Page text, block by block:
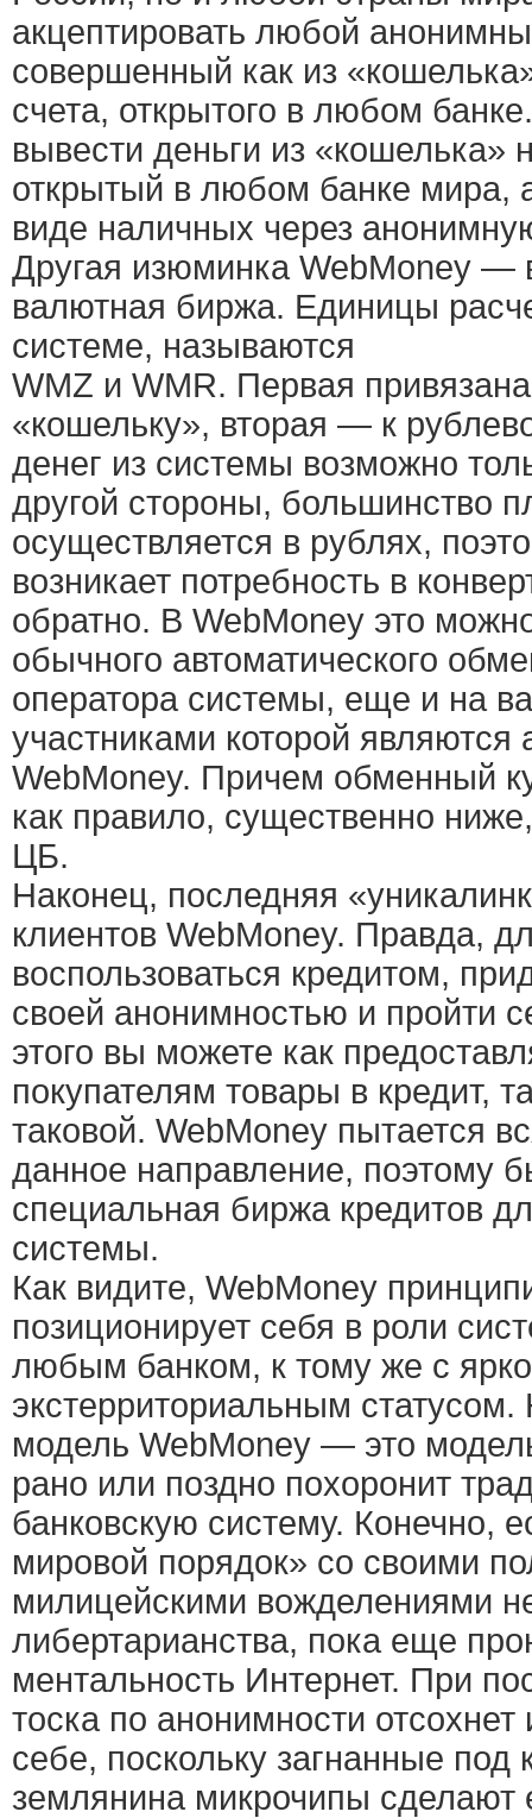
акцептировать любой
совершенный как из
счета, открытого в любом
вывести деньги из «кошелька»
открытый в любом банке мира,
виде наличных через
Другая изюминка WebMoney —
валютная биржа. Единицы
системе, называются
WMZ и WMR. Первая
«кошельку», вторая — к
денег из системы возможно
другой стороны, большинство
осуществляется в рублях,
возникает потребность в
обратно. В WebMoney это
обычного автоматического
оператора системы, еще и на
участниками которой
WebMoney. Причем обменный
как правило, существенно
ЦБ.
Наконец, последняя
клиентов WebMoney. Правда,
воспользоваться кредитом,
своей анонимностью и пройти
этого вы можете как
покупателям товары в кредит,
таковой. WebMoney пытается
данное направление, поэтому
специальная биржа кредитов
системы.
Как видите, WebMoney
позиционирует себя в роли
любым банком, к тому же с
экстерриториальным
модель WebMoney — это
рано или поздно похоронит
банковскую систему. Конечно,
мировой порядок» со своими
милицейскими вожделениями
либертарианства, пока еще
ментальность Интернет. При
тоска по анонимности
себе, поскольку загнанные под
землянина микрочипы